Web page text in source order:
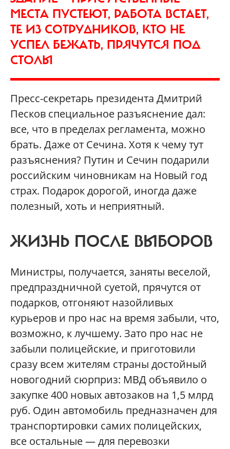
МЕСТА ПУСТЕЮТ, РАБОТА ВСТАЕТ,
ТЕ ИЗ СОТРУДНИКОВ, КТО НЕ
УСПЕЛ БЕЖАТЬ, ПРЯЧУТСЯ ПОД
СТОЛЫ
Пресс-секретарь президента Дмитрий
Песков специальное разъяснение дал:
все, что в пределах регламента, можно
брать. Даже от Сечина. Хотя к чему тут
разъяснения? Путин и Сечин подарили
российским чиновникам на Новый год
страх. Подарок дорогой, иногда даже
полезный, хоть и неприятный.
ЖИЗНЬ ПОСЛЕ ВЫБОРОВ
Министры, получается, заняты веселой,
предпраздничной суетой, прячутся от
подарков, отгоняют назойливых
курьеров и про нас на время забыли, что,
возможно, к лучшему. Зато про нас не
забыли полицейские, и приготовили
сразу всем жителям страны достойный
новогодний сюрприз: МВД объявило о
закупке 400 новых автозаков на 1,5 млрд
руб. Один автомобиль предназначен для
транспортировки самих полицейских,
все остальные — для перевозки